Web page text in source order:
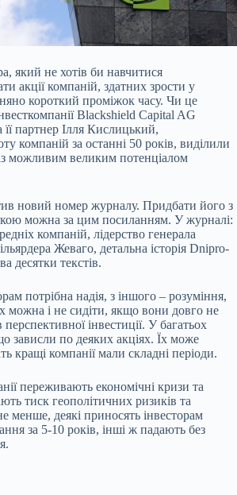
який не хотів би навчитися
акції компаній, здатних зрости у
короткий проміжок часу. Чи це
Blackshield Capital AG
партнер Ілля Кислицький,
компаній за останні 50 років, виділили
із можливим великим потенціалом
новий номер журналу. Придбати його з
можна за цим посиланням. У журналі:
компаній, лідерство генерала
Жеваго, детальна історія Dnipro-
десятки текстів.
потрібна надія, з іншого – розуміння,
можна і не сидіти, якщо вони довго не
інвестиції. У багатьох
зависли по деяких акціях. Їх може
кращі компанії мали складні періоди.
переживають економічні кризи та
тиск геополітичних ризиків та
менше, деякі приносять інвесторам
за 5-10 років, інші ж падають без